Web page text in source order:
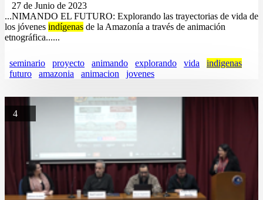
27 de Junio de 2023
...NIMANDO EL FUTURO: Explorando las trayectorias de vida de
los jóvenes indígenas de la Amazonía a través de animación
etnográfica......
seminario proyecto animando explorando vida
indigenas
futuro
amazonia animacion jovenes
4